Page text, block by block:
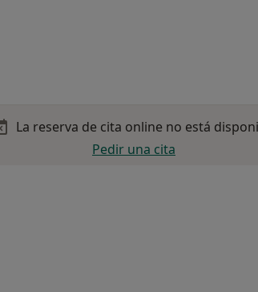
La reserva de cita online no está
Pedir una cita